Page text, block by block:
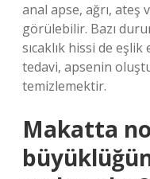
anal apse, ağrı,
görülebilir. Bazı
sıcaklık hissi de
tedavi, apsenin
temizlemektir.
Makatta